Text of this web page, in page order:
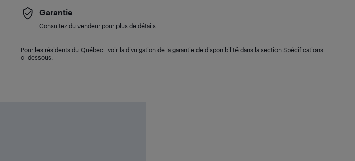
Garantie
Consultez du vendeur pour plus de détails.
Pour les résidents du Québec : voir la divulgation de la garantie de disponibilité dans la section Spécifications
ci-dessous.